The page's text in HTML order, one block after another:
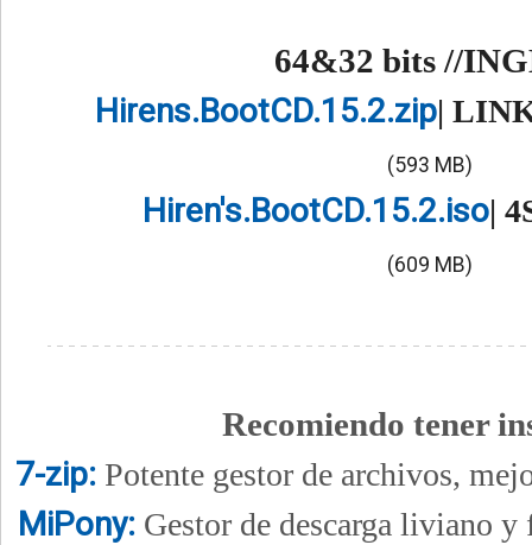
64&32 bits //
Hirens.BootCD.15.2.zip|
(593 MB)
Hiren's.BootCD.15.2.iso|
(609 MB)
Recomiendo tener
7-zip: Potente gestor de archivos,
MiPony: Gestor de descarga liviano